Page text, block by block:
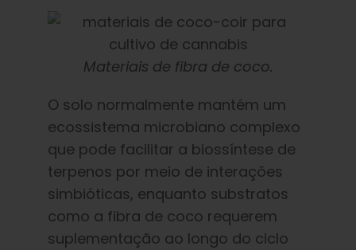
Materiais de fibra de coco.
O solo normalmente mantém um
ecossistema microbiano complexo
que pode facilitar a biossíntese de
terpenos por meio de interações
simbióticas, enquanto substratos
como a fibra de coco requerem
suplementação ao longo do ciclo